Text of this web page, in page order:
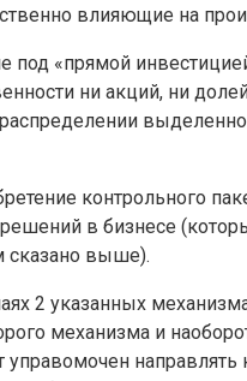
влияющие на
под «прямой
ни акций, ни
контрольного
решений в бизнесе
сказано выше).
2 указанных
механизма и
управомочен